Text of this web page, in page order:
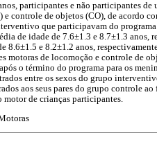
participantes e não participantes
controle de objetos (CO), de acordo
que participavam do
de idade de 7.6±1.3 e 8.7±1.3 anos,
e 8.2±1.2 anos,
de locomoção e controle de
o término do programa para os
entre os sexos do grupo
aos seus pares do grupo controle
de crianças participantes.